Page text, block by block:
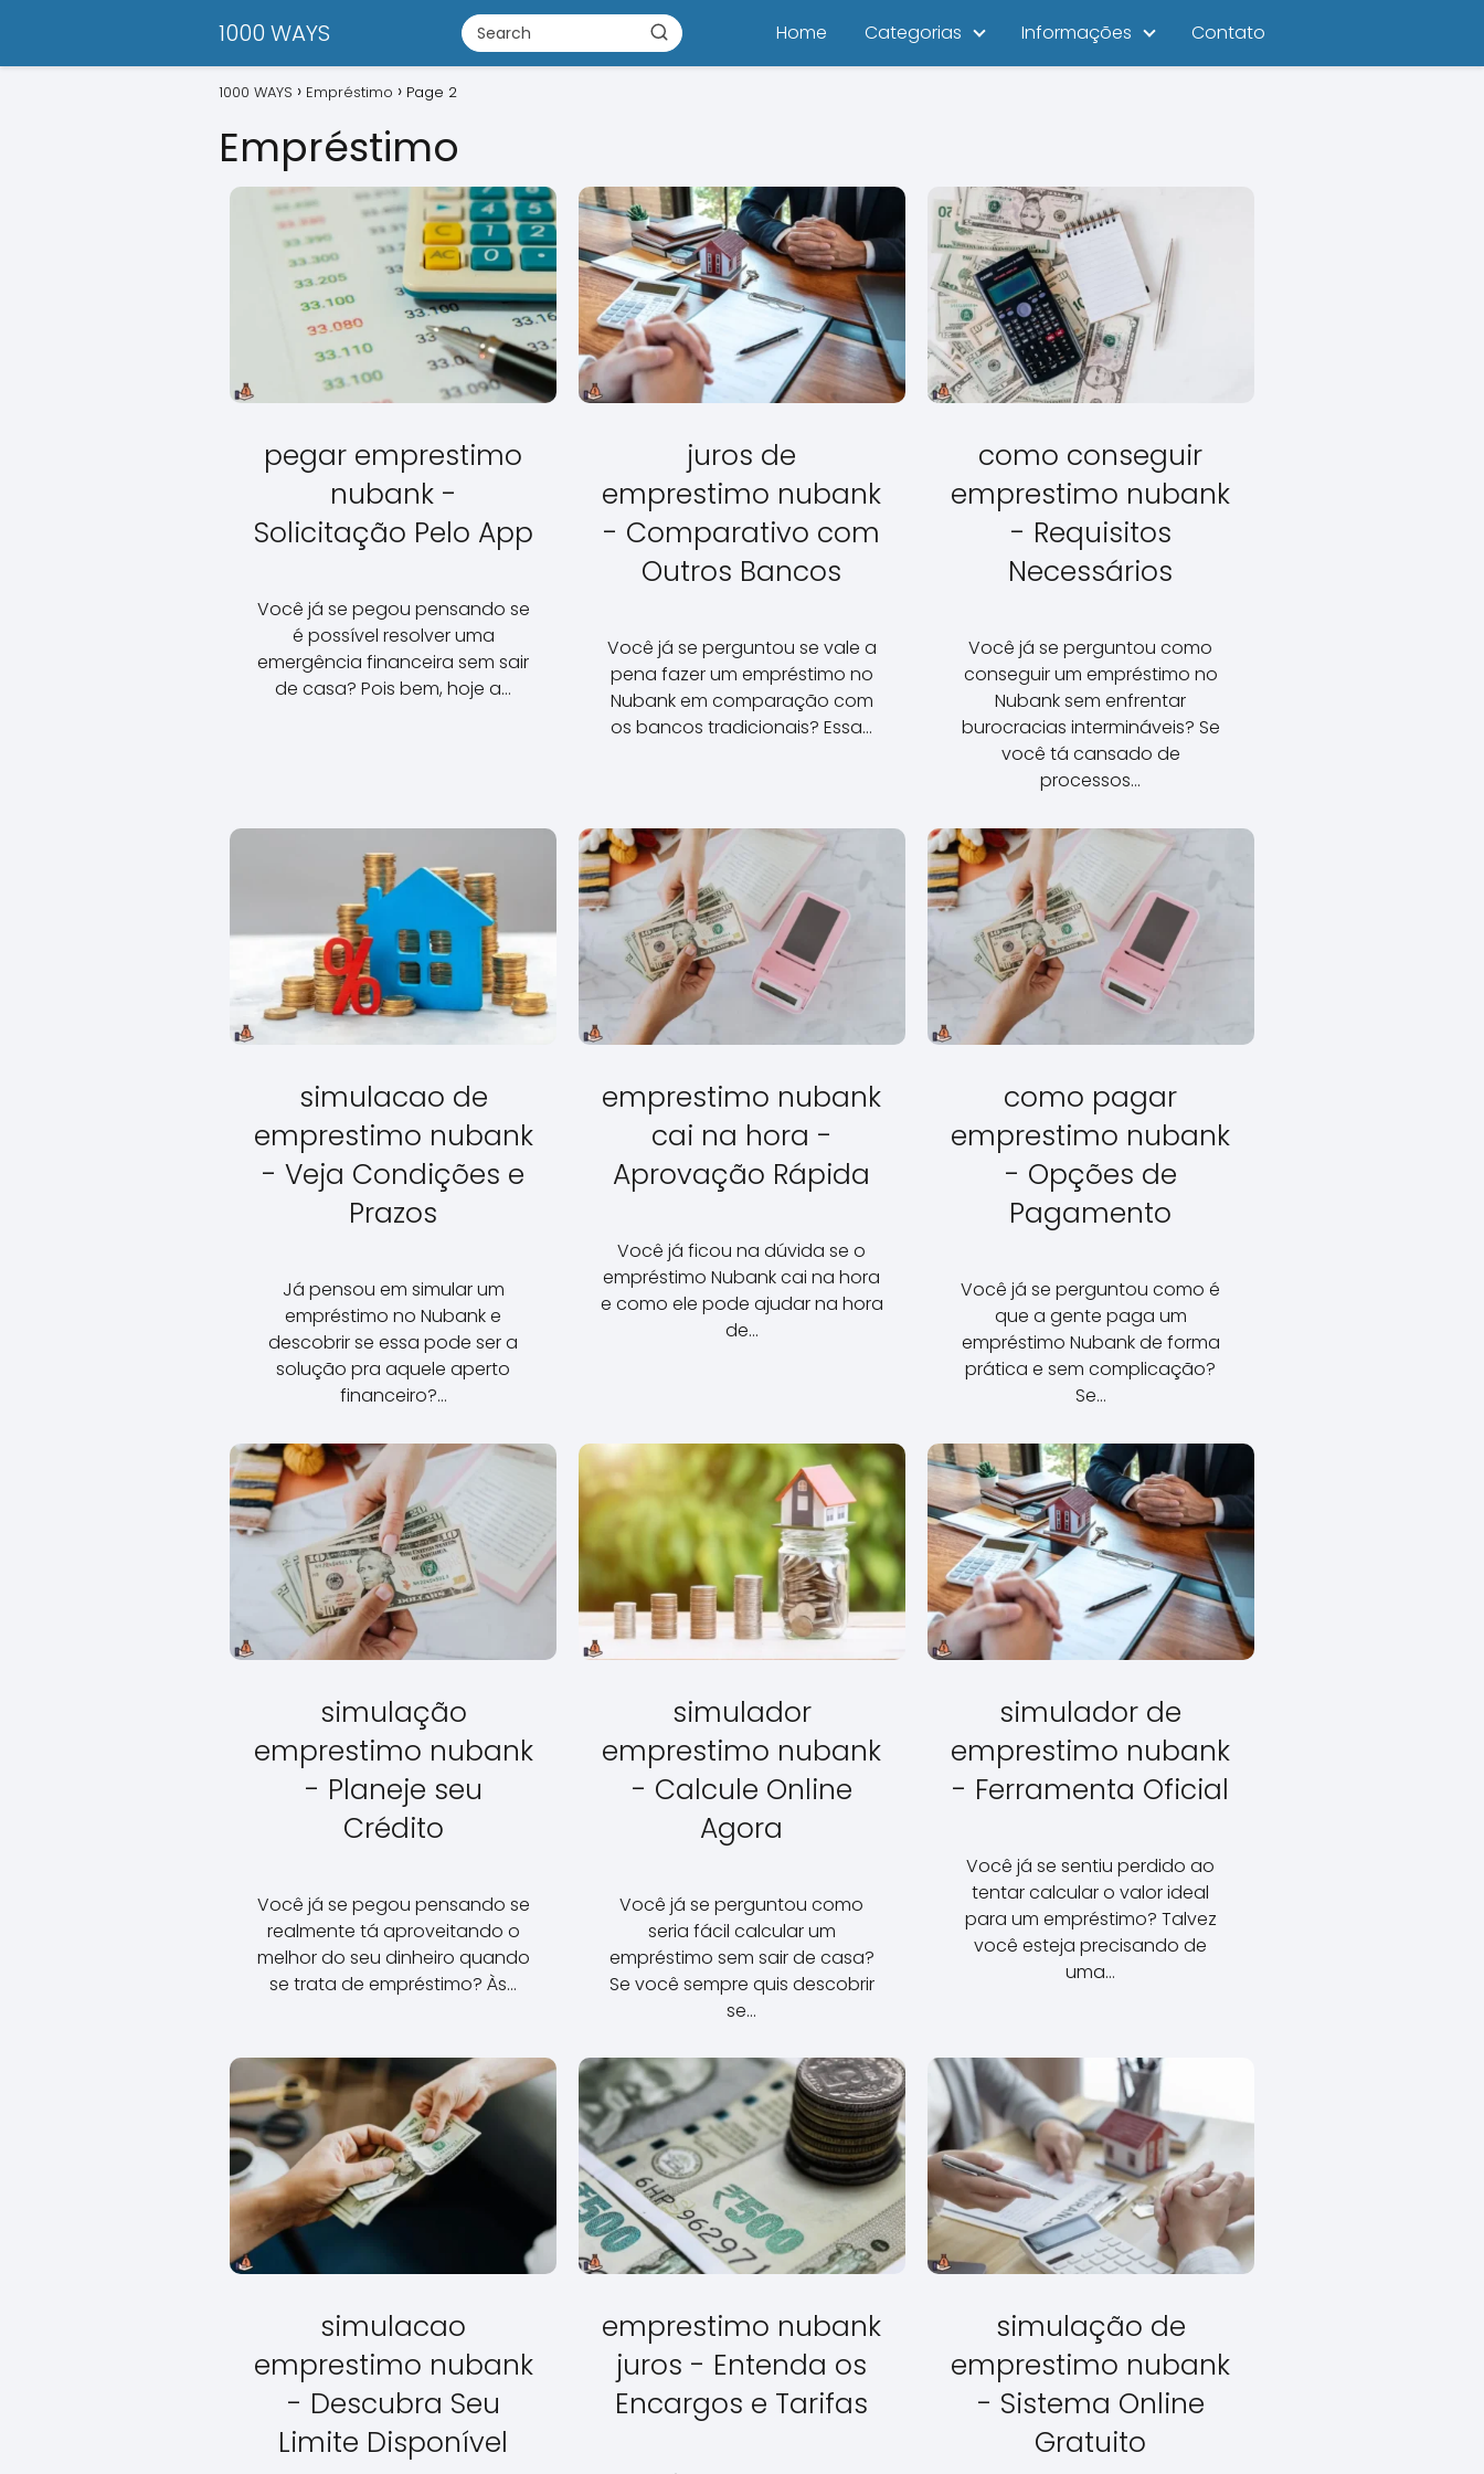
1000 WAYS Home Categorias Informações Contato
1000 WAYS Empréstimo Page 2
Empréstimo
pegar emprestimo
nubank -
Solicitação Pelo App
Você já se pegou pensando se
é possível resolver uma
emergência financeira sem sair
de casa? Pois bem, hoje a…
juros de
emprestimo nubank
- Comparativo com
Outros Bancos
Você já se perguntou se vale a
pena fazer um empréstimo no
Nubank em comparação com
os bancos tradicionais? Essa…
como conseguir
emprestimo nubank
- Requisitos
Necessários
Você já se perguntou como
conseguir um empréstimo no
Nubank sem enfrentar
burocracias intermináveis? Se
você tá cansado de
processos…
simulacao de
emprestimo nubank
- Veja Condições e
Prazos
Já pensou em simular um
empréstimo no Nubank e
descobrir se essa pode ser a
solução pra aquele aperto
financeiro?…
emprestimo nubank
cai na hora -
Aprovação Rápida
Você já ficou na dúvida se o
empréstimo Nubank cai na hora
e como ele pode ajudar na hora
de…
como pagar
emprestimo nubank
- Opções de
Pagamento
Você já se perguntou como é
que a gente paga um
empréstimo Nubank de forma
prática e sem complicação?
Se…
simulação
emprestimo nubank
- Planeje seu
Crédito
Você já se pegou pensando se
realmente tá aproveitando o
melhor do seu dinheiro quando
se trata de empréstimo? Às…
simulador
emprestimo nubank
- Calcule Online
Agora
Você já se perguntou como
seria fácil calcular um
empréstimo sem sair de casa?
Se você sempre quis descobrir
se…
simulador de
emprestimo nubank
- Ferramenta Oficial
Você já se sentiu perdido ao
tentar calcular o valor ideal
para um empréstimo? Talvez
você esteja precisando de
uma…
simulacao
emprestimo nubank
- Descubra Seu
Limite Disponível
emprestimo nubank
juros - Entenda os
Encargos e Tarifas
simulação de
emprestimo nubank
- Sistema Online
Gratuito